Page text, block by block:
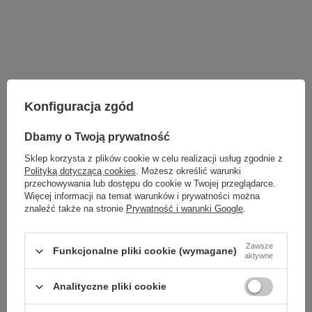
KINKIETY NAD LUSTRO
ŻYRANDOLE
LAMPKI NOCNE
ŻYRANDOLE KRYSZTAŁOWE
LAMPY WISZĄCE CZARNE
LAMPY WISZĄCE - OKRĘGI
Konfiguracja zgód
Dbamy o Twoją prywatność
Sklep korzysta z plików cookie w celu realizacji usług zgodnie z
Polityką dotyczącą cookies. Możesz określić warunki
przechowywania lub dostępu do cookie w Twojej przeglądarce.
Więcej informacji na temat warunków i prywatności można
znaleźć także na stronie Prywatność i warunki Google.
Funkcjonalne pliki cookie (wymagane)
Zawsze
aktywne
Analityczne pliki cookie